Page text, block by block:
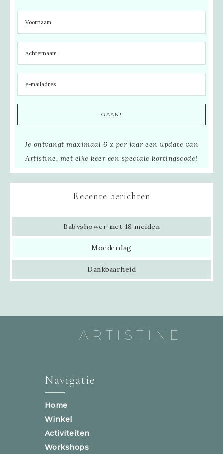
Je ontvangt maximaal 6 x per jaar een update van
Artistine, met elke keer een speciale kortingscode!
Recente berichten
Babyshower met 18 meiden
Moederdag
Dankbaarheid
ARTISTINE
Navigatie
Home
Winkel
Activiteiten
Workshops